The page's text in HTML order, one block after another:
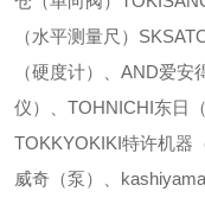
（水平测量尺）
（硬度计）、AND爱
仪）、TOHNICHI东日
TOKKYOKIKI特许机器
威奇（泵）、